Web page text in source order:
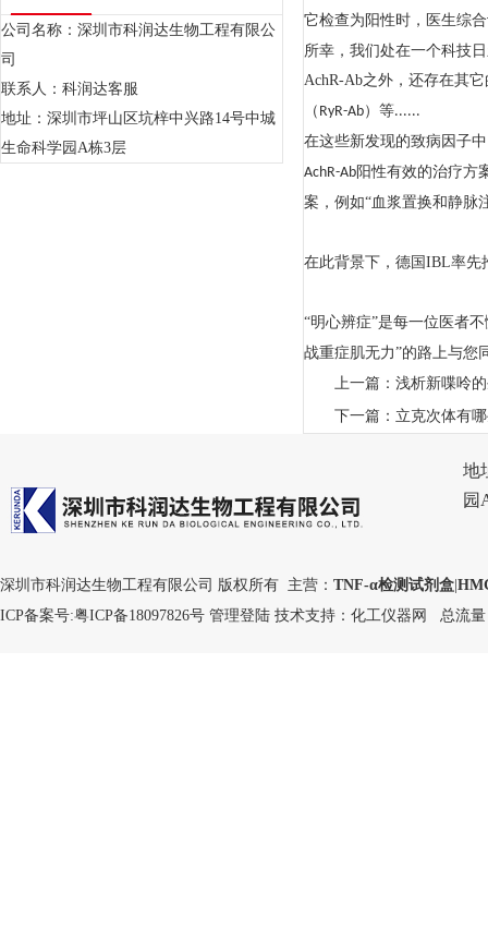
公司名称：深圳市科润达生物工程有限公
司
联系人：科润达客服
地址：深圳市坪山区坑梓中兴路14号中城
生命科学园A栋3层
它检查为阳性时，医生综
所幸，我们处在一个科技
AchR-Ab之外，还存在其
（ RyR-Ab）等......
在这些新发现的致病因子
AchR-Ab阳性有效的治疗方
案，例如“血浆置换和静脉
在此背景下，德国 IBL率先
“明心辨症”是每一位医者
战重症肌无力”的路上与您
上一篇： 浅析新喋呤
下一篇： 立克次体有
地
园
深圳市科润达生物工程有限公司 版权所有 主营： TNF-α检测试剂盒
ICP备案号:粤ICP备18097826号 管理登陆 技术支持： 化工仪器网 总流量